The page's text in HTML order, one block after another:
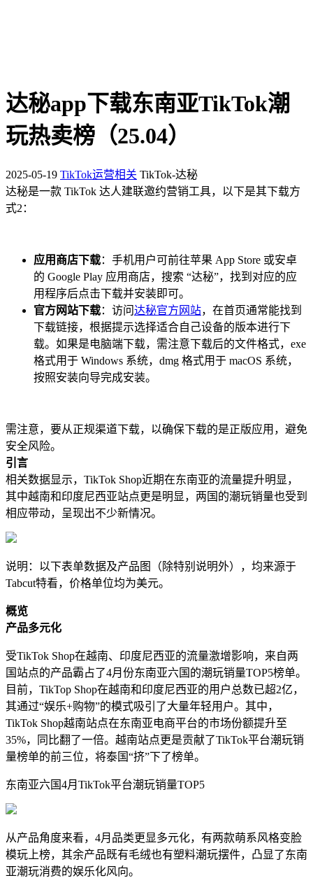
达秘app下载东南亚TikTok潮
玩热卖榜（25.04）
2025-05-19 TikTok运营相关 TikTok-达秘
达秘是一款 TikTok 达人建联邀约营销工具，以下是其下载方
式2 ：
应用商店下载：手机用户可前往苹果 App Store 或安卓
的 Google Play 应用商店，搜索 “达秘”，找到对应的应
用程序后点击下载并安装即可。
官方网站下载：访问达秘官方网站，在首页通常能找到
下载链接，根据提示选择适合自己设备的版本进行下
载。如果是电脑端下载，需注意下载后的文件格式，exe
格式用于 Windows 系统，dmg 格式用于 macOS 系统，
按照安装向导完成安装。
需注意，要从正规渠道下载，以确保下载的是正版应用，避免
安全风险。
引言
相关数据显示，TikTok Shop近期在东南亚的流量提升明显，
其中越南和印度尼西亚站点更是明显，两国的潮玩销量也受到
相应带动，呈现出不少新情况。
说明：以下表单数据及产品图
（除特别说明外），均来源于
Tabcut特看，价格单位均为美元。
概览
产品多元化
受TikTok Shop在越南、印度尼西亚的流量激增影响，来自两
国站点的产品霸占了4月份东南亚六国的潮玩销量TOP5榜单。
目前，TikTop Shop在越南和印度尼西亚的用户总数已超2亿，
其通过“娱乐+购物”的模式吸引了大量年轻用户。其中，
TikTok Shop越南站点在东南亚电商平台的市场份额提升至
35%，同比翻了一倍。越南站点更是贡献了TikTok平台潮玩销
量榜单的前三位，将泰国“挤”下了榜单。
东南亚六国4月TikTok平台潮玩销量TOP5
从产品角度来看，4月品类更显多元化，有两款萌系风格变脸
模玩上榜，其余产品既有毛绒也有塑料潮玩摆件，凸显了东南
亚潮玩消费的娱乐化风向。